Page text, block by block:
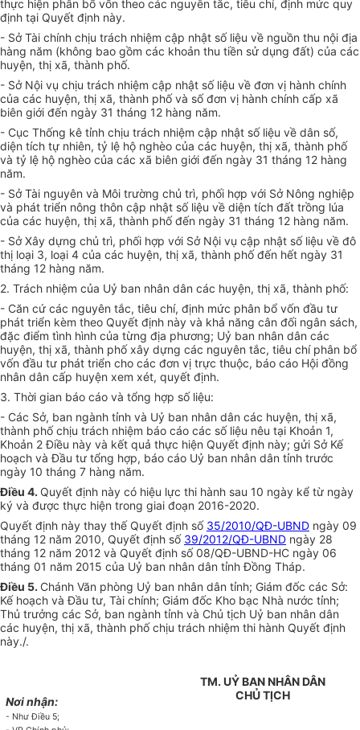
thực hiện phân bổ vốn theo các nguyên tắc, tiêu chí, định mức quy
định tại Quyết định này.
- Sở Tài chính chịu trách nhiệm cập nhật số liệu về nguồn thu nội địa
hàng năm (không bao gồm các khoản thu tiền sử dụng đất) của các
huyện, thị xã, thành phố.
- Sở Nội vụ chịu trách nhiệm cập nhật số liệu về đơn vị hành chính
của các huyện, thị xã, thành phố và số đơn vị hành chính cấp xã
biên giới đến ngày 31 tháng 12 hàng năm.
- Cục Thống kê tỉnh chịu trách nhiệm cập nhật số liệu về dân số,
diện tích tự nhiên, tỷ lệ hộ nghèo của các huyện, thị xã, thành phố
và tỷ lệ hộ nghèo của các xã biên giới đến ngày 31 tháng 12 hàng
năm.
- Sở Tài nguyên và Môi trường chủ trì, phối hợp với Sở Nông nghiệp
và phát triển nông thôn cập nhật số liệu về diện tích đất trồng lúa
của các huyện, thị xã, thành phố đến ngày 31 tháng 12 hàng năm.
- Sở Xây dựng chủ trì, phối hợp với Sở Nội vụ cập nhật số liệu về đô
thị loại 3, loại 4 của các huyện, thị xã, thành phố đến hết ngày 31
tháng 12 hàng năm.
2. Trách nhiệm của Uỷ ban nhân dân các huyện, thị xã, thành phố:
- Căn cứ các nguyên tắc, tiêu chí, định mức phân bổ vốn đầu tư
phát triển kèm theo Quyết định này và khả năng cân đối ngân sách,
đặc điểm tình hình của từng địa phương; Uỷ ban nhân dân các
huyện, thị xã, thành phố xây dựng các nguyên tắc, tiêu chí phân bổ
vốn đầu tư phát triển cho các đơn vị trực thuộc, báo cáo Hội đồng
nhân dân cấp huyện xem xét, quyết định.
3. Thời gian báo cáo và tổng hợp số liệu:
- Các Sở, ban ngành tỉnh và Uỷ ban nhân dân các huyện, thị xã,
thành phố chịu trách nhiệm báo cáo các số liệu nêu tại Khoản 1,
Khoản 2 Điều này và kết quả thực hiện Quyết định này; gửi Sở Kế
hoạch và Đầu tư tổng hợp, báo cáo Uỷ ban nhân dân tỉnh trước
ngày 10 tháng 7 hàng năm.
Điều 4. Quyết định này có hiệu lực thi hành sau 10 ngày kể từ ngày
ký và được thực hiện trong giai đoạn 2016-2020.
Quyết định này thay thế Quyết định số 35/2010/QĐ-UBND ngày 09
tháng 12 năm 2010, Quyết định số 39/2012/QĐ-UBND ngày 28
tháng 12 năm 2012 và Quyết định số 08/QĐ-UBND-HC ngày 06
tháng 01 năm 2015 của Uỷ ban nhân dân tỉnh Đồng Tháp.
Điều 5. Chánh Văn phòng Uỷ ban nhân dân tỉnh; Giám đốc các Sở:
Kế hoạch và Đầu tư, Tài chính; Giám đốc Kho bạc Nhà nước tỉnh;
Thủ trưởng các Sở, ban ngành tỉnh và Chủ tịch Uỷ ban nhân dân
các huyện, thị xã, thành phố chịu trách nhiệm thi hành Quyết định
này./.
Nơi nhận:
- Như Điều 5;
TM. UỶ BAN NHÂN DÂN
CHỦ TỊCH